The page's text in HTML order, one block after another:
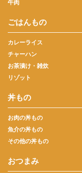
牛肉
ごはんもの
カレーライス
チャーハン
お茶漬け・雑炊
リゾット
丼もの
お肉の丼もの
魚介の丼もの
その他の丼もの
おつまみ